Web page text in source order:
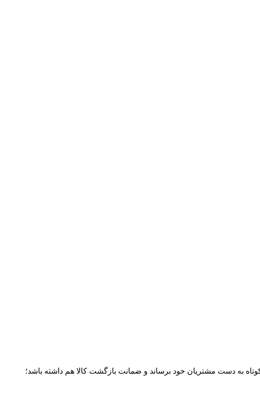
به دست مشتریان خود برساند و ضمانت بازگشت کالا هم داشته باشد؛